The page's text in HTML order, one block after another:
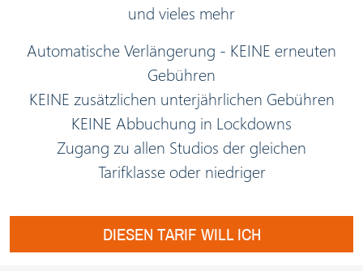
und vieles mehr
Automatische Verlängerung - KEINE erneuten
Gebühren
KEINE zusätzlichen unterjährlichen Gebühren
KEINE Abbuchung in Lockdowns
Zugang zu allen Studios der gleichen
Tarifklasse oder niedriger
DIESEN TARIF WILL ICH